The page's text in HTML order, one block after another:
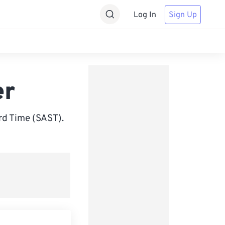
Log In Sign Up
Time (SAST).